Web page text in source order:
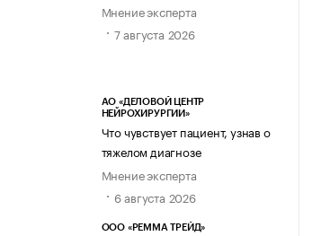
Мнение эксперта
7 августа 2026
АО «ДЕЛОВОЙ ЦЕНТР
НЕЙРОХИРУРГИИ»
Что чувствует пациент, узнав о
тяжелом диагнозе
Мнение эксперта
6 августа 2026
ООО «РЕММА ТРЕЙД»